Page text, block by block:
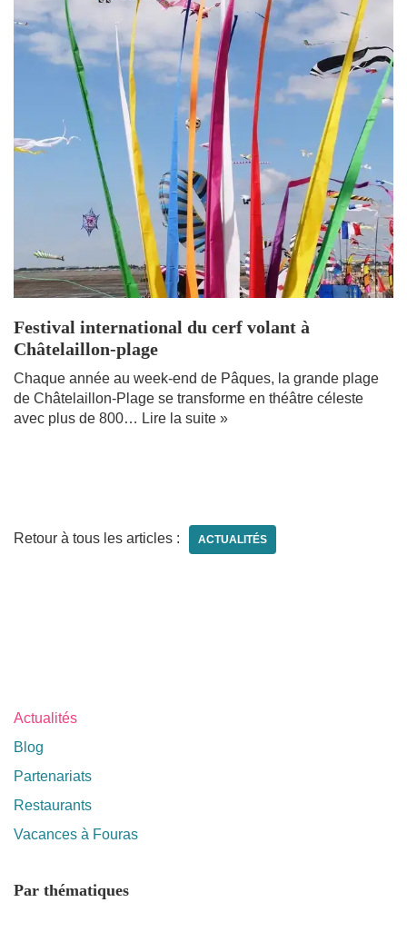
Festival international du cerf volant à
Châtelaillon-plage
Chaque année au week-end de Pâques, la grande plage
de Châtelaillon-Plage se transforme en théâtre céleste
avec plus de 800… Lire la suite »
Retour à tous les articles : ACTUALITÉS
Actualités
Blog
Partenariats
Restaurants
Vacances à Fouras
Par thématiques